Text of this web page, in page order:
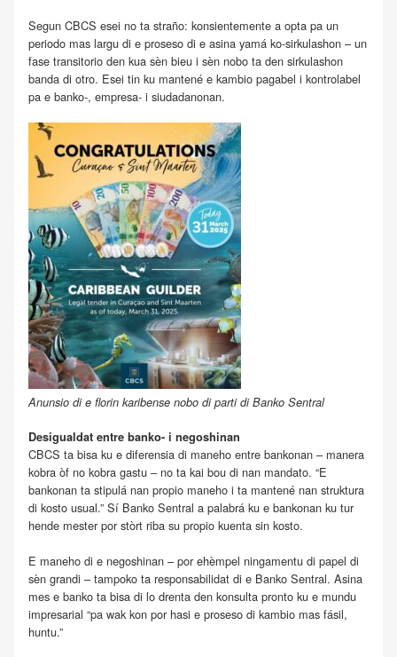
Segun CBCS esei no ta straño: konsientemente a opta pa un
periodo mas largu di e proseso di e asina yamá ko-sirkulashon – un
fase transitorio den kua sèn bieu i sèn nobo ta den sirkulashon
banda di otro. Esei tin ku mantené e kambio pagabel i kontrolabel
pa e banko-, empresa- i siudadanonan.
Anunsio di e florin karibense nobo di parti di Banko Sentral
Desigualdat entre banko- i negoshinan
CBCS ta bisa ku e diferensia di maneho entre bankonan – manera
kobra òf no kobra gastu – no ta kai bou di nan mandato. “E
bankonan ta stipulá nan propio maneho i ta mantené nan struktura
di kosto usual.” Sí Banko Sentral a palabrá ku e bankonan ku tur
hende mester por stòrt riba su propio kuenta sin kosto.
E maneho di e negoshinan – por ehèmpel ningamentu di papel di
sèn grandi – tampoko ta responsabilidat di e Banko Sentral. Asina
mes e banko ta bisa di lo drenta den konsulta pronto ku e mundu
impresarial “pa wak kon por hasi e proseso di kambio mas fásil,
huntu.”